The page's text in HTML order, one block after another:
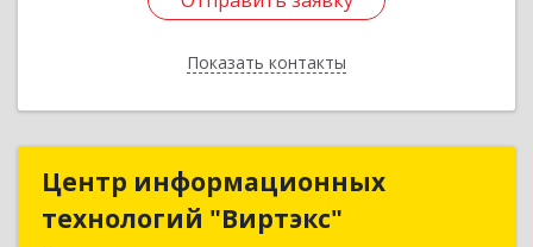
Показать контакты
Назад
Центр информационных
технологий "Виртэкс"
Центр информационных
технологий "Виртэкс"